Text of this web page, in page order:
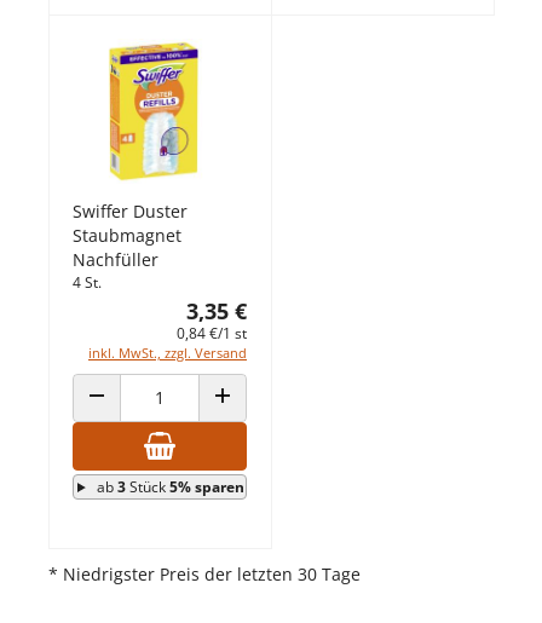
Swiffer Duster
Staubmagnet
Nachfüller
4 St.
3,35 €
0,84 €/1 st
inkl. MwSt., zzgl. Versand
ANZAHL VERRINGERNANZAHL ERHÖHEN
ab3Stück5% sparen
* Niedrigster Preis der letzten 30 Tage